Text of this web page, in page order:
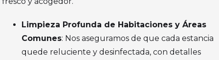
Limpieza Profunda de Habitaciones y Áreas
Comunes: Nos aseguramos de que cada estancia
quede reluciente y desinfectada, con detalles